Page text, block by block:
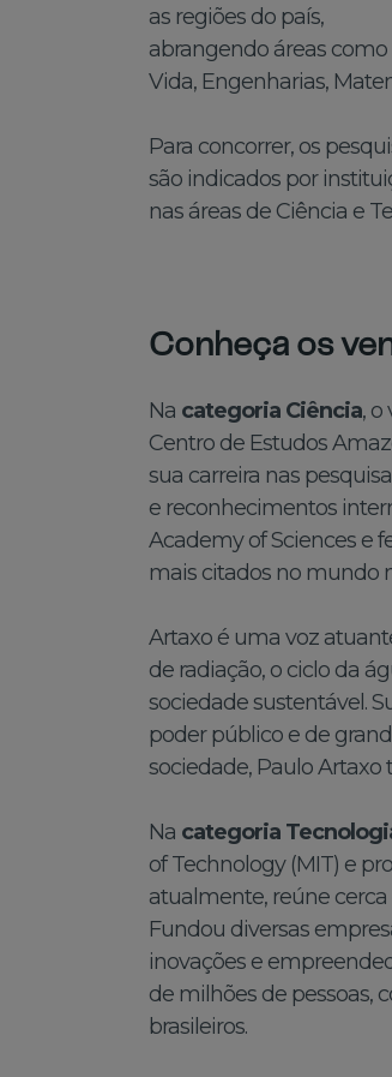
as regiões do país,
abrangendo áreas como
Vida, Engenharias,
Para concorrer, os
são indicados por
nas áreas de Ciência e
Conheça os
Na categoria Ciência, o
Centro de Estudos
sua carreira nas
e reconhecimentos
Academy of Sciences e
mais citados no mundo
Artaxo é uma voz
de radiação, o ciclo da
sociedade sustentável.
poder público e de
sociedade, Paulo
Na categoria
of Technology (MIT) e
atualmente, reúne
Fundou diversas
inovações e
de milhões de pessoas,
brasileiros.